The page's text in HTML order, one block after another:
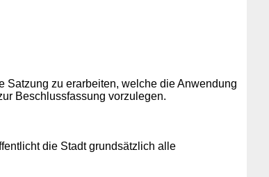
Satzung zu erarbeiten, welche die Anwendung
Beschlussfassung vorzulegen.
die Stadt grundsätzlich alle